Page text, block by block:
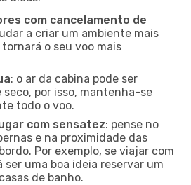
com cancelamento de
a criar um ambiente mais
o seu voo mais
: o ar da cabina pode ser
por isso, mantenha-se
todo o voo.
com sensatez: pense no
e na proximidade das
Por exemplo, se viajar com
ser uma boa ideia reservar um
de banho.